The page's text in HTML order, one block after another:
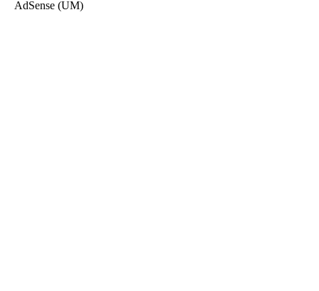
AdSense (UM)